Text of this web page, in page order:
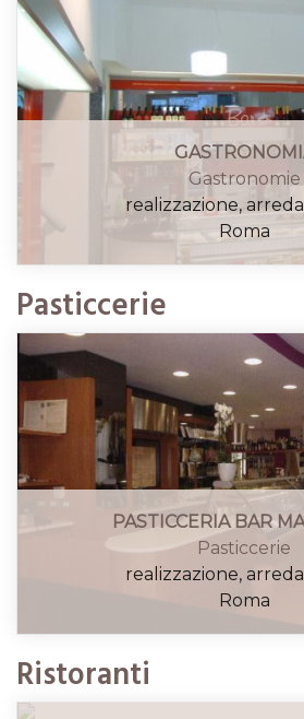
Gastronomie
realizzazione,
Roma
Pasticcerie
PASTICCERIA BAR
Pasticcerie
realizzazione,
Roma
Ristoranti
RISTORANTE
Ristoranti
ristrutturazione,